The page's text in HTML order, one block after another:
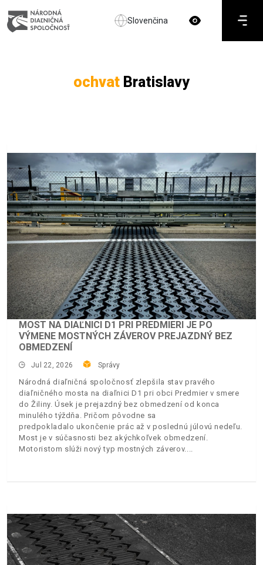
Slovenčina
ochvat Bratislavy
MOST NA DIAĽNICI D1 PRI PREDMIERI JE PO
VÝMENE MOSTNÝCH ZÁVEROV PREJAZDNÝ BEZ
OBMEDZENÍ
Jul 22, 2026 Správy
Národná diaľničná spoločnosť zlepšila stav pravého
diaľničného mosta na diaľnici D1 pri obci Predmier v smere
do Žiliny. Úsek je prejazdný bez obmedzení od konca
minulého týždňa. Pričom pôvodne sa
predpokladalo ukončenie prác až v poslednú júlovú nedeľu.
Most je v súčasnosti bez akýchkoľvek obmedzení.
Motoristom slúži nový typ mostných záverov.